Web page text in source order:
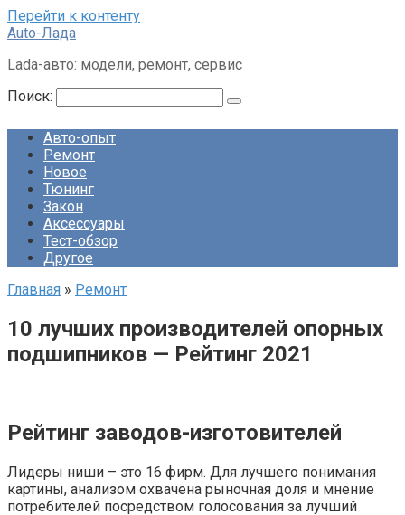
Перейти к контенту
Auto-Лада
Lada-авто: модели, ремонт, сервис
Поиск:
Авто-опыт
Ремонт
Новое
Тюнинг
Закон
Аксессуары
Тест-обзор
Другое
Главная » Ремонт
10 лучших производителей опорных
подшипников — Рейтинг 2021
Рейтинг заводов-изготовителей
Лидеры ниши – это 16 фирм. Для лучшего понимания
картины, анализом охвачена рыночная доля и мнение
потребителей посредством голосования за лучший